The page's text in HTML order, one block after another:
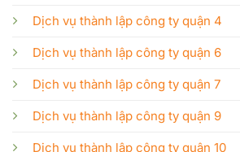
Dịch vụ thành lập công ty quận 4
Dịch vụ thành lập công ty quận 6
Dịch vụ thành lập công ty quận 7
Dịch vụ thành lập công ty quận 9
Dịch vụ thành lập công ty quận 10